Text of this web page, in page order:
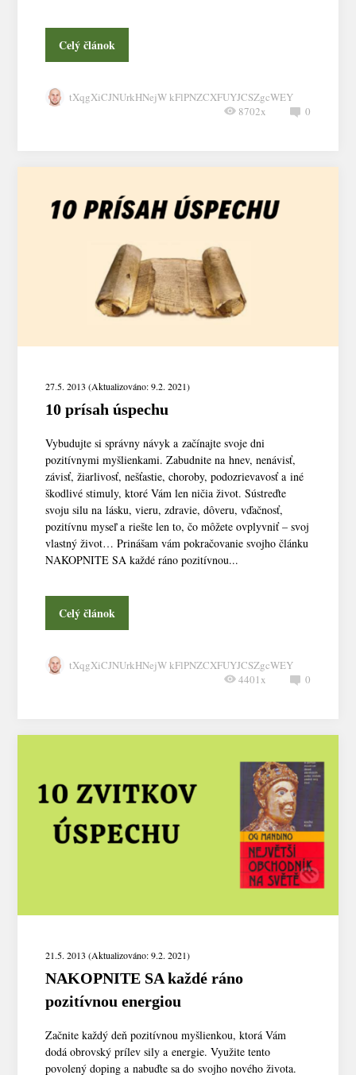
Celý článok
tXqgXiCJNUrkHNejW kFlPNZCXFUYJCSZgcWEY
0
8702x
27.5. 2013 (Aktualizováno: 9.2. 2021)
10 prísah úspechu
Vybudujte si správny návyk a začínajte svoje dni
pozitívnymi myšlienkami. Zabudnite na hnev, nenávisť,
závisť, žiarlivosť, nešťastie, choroby, podozrievavosť a iné
škodlivé stimuly, ktoré Vám len ničia život. Sústreďte
svoju silu na lásku, vieru, zdravie, dôveru, vďačnosť,
pozitívnu myseľ a riešte len to, čo môžete ovplyvniť – svoj
vlastný život… Prinášam vám pokračovanie svojho článku
NAKOPNITE SA každé ráno pozitívnou...
Celý článok
tXqgXiCJNUrkHNejW kFlPNZCXFUYJCSZgcWEY
0
4401x
21.5. 2013 (Aktualizováno: 9.2. 2021)
NAKOPNITE SA každé ráno
pozitívnou energiou
Začnite každý deň pozitívnou myšlienkou, ktorá Vám
dodá obrovský prílev sily a energie. Využite tento
povolený doping a nabuďte sa do svojho nového života.